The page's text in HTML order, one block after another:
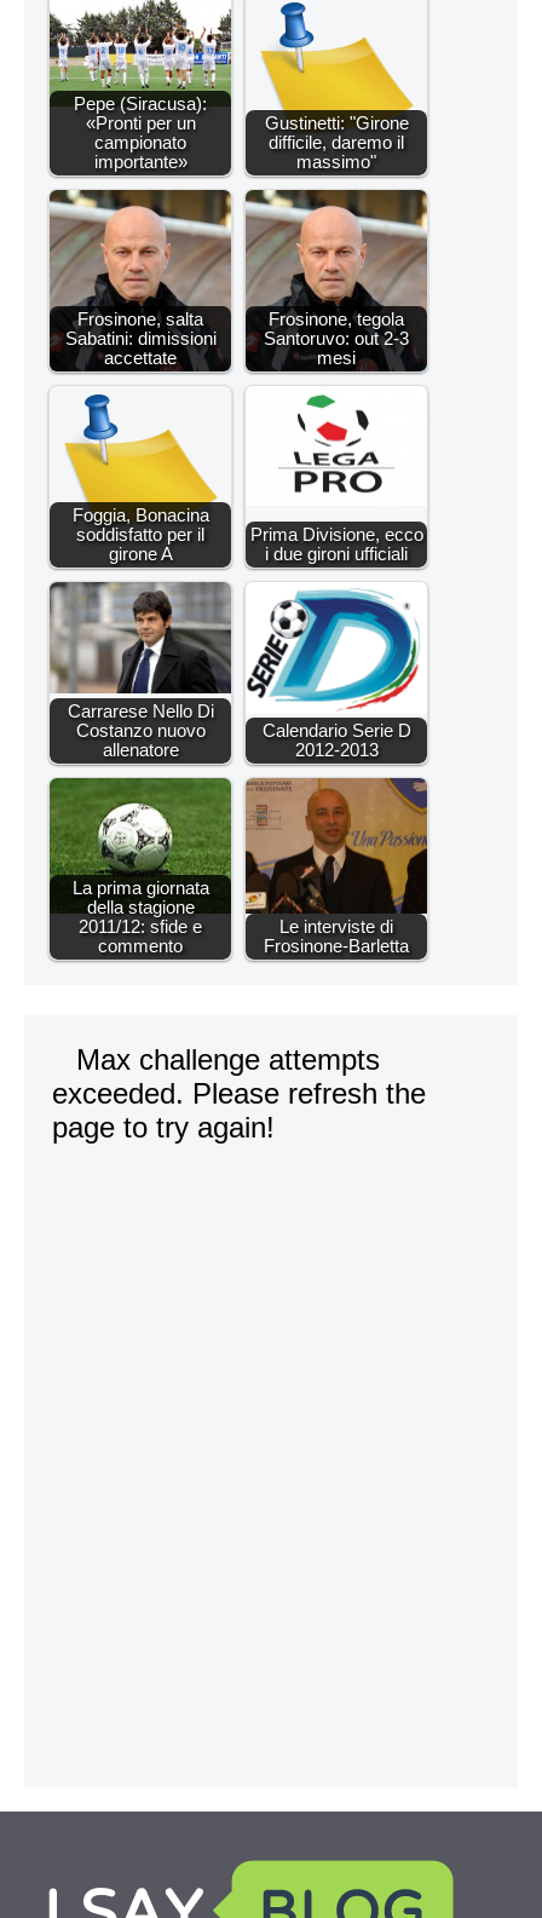
Pepe (Siracusa):
«Pronti per un
campionato
importante»
Gustinetti: "Girone
difficile, daremo il
massimo"
Frosinone, salta
Sabatini: dimissioni
accettate
Frosinone, tegola
Santoruvo: out 2-3
mesi
Foggia, Bonacina
soddisfatto per il
girone A
Prima Divisione, ecco
i due gironi ufficiali
Carrarese Nello Di
Costanzo nuovo
allenatore
Calendario Serie D
2012-2013
La prima giornata
della stagione
2011/12: sfide e
commento
Le interviste di
Frosinone-Barletta